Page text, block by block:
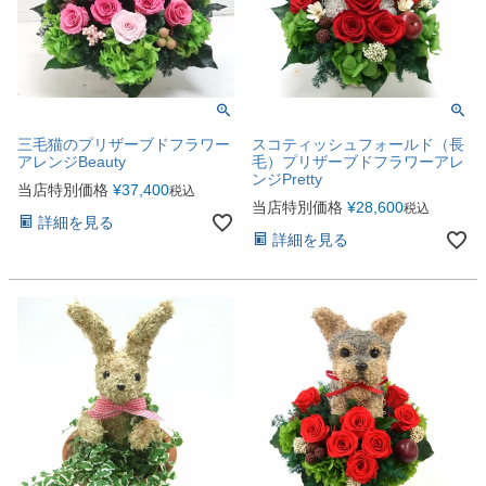
三毛猫のプリザーブドフラワー
アレンジBeauty
当店特別価格 ¥37,400税込
詳細を見る
スコティッシュフォールド（長
毛）プリザーブドフラワーアレ
ンジPretty
当店特別価格 ¥28,600税込
詳細を見る